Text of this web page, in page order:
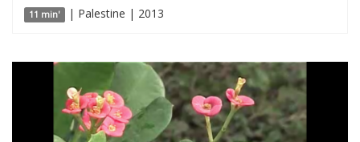
11 min' | Palestine | 2013